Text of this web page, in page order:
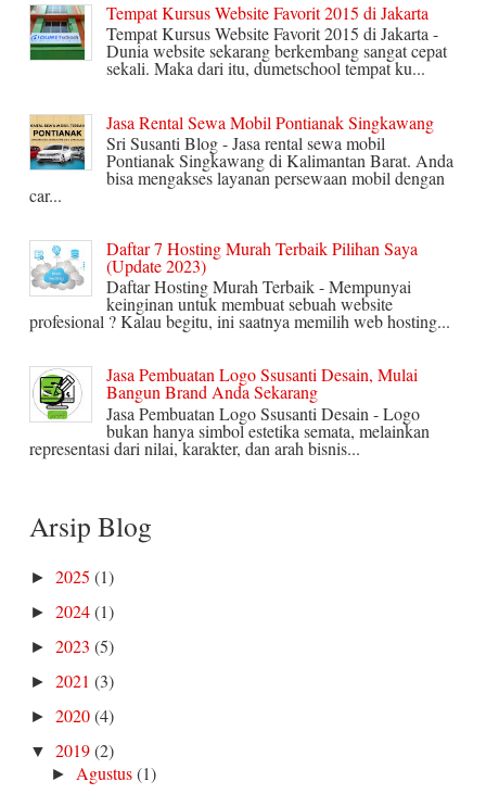
Tempat Kursus Website Favorit 2015 di Jakarta
Tempat Kursus Website Favorit 2015 di Jakarta -
Dunia website sekarang berkembang sangat cepat
sekali. Maka dari itu, dumetschool tempat ku...
Jasa Rental Sewa Mobil Pontianak Singkawang
Sri Susanti Blog - Jasa rental sewa mobil
Pontianak Singkawang di Kalimantan Barat. Anda
bisa mengakses layanan persewaan mobil dengan
car...
Daftar 7 Hosting Murah Terbaik Pilihan Saya
(Update 2023)
Daftar Hosting Murah Terbaik - Mempunyai
keinginan untuk membuat sebuah website
profesional ? Kalau begitu, ini saatnya memilih web hosting...
Jasa Pembuatan Logo Ssusanti Desain, Mulai
Bangun Brand Anda Sekarang
Jasa Pembuatan Logo Ssusanti Desain - Logo
bukan hanya simbol estetika semata, melainkan
representasi dari nilai, karakter, dan arah bisnis...
Arsip Blog
► 2025 (1)
► 2024(1)
► 2023 (5)
► 2021 (3)
► 2020(4)
▼ 2019(2)
► Agustus(1)